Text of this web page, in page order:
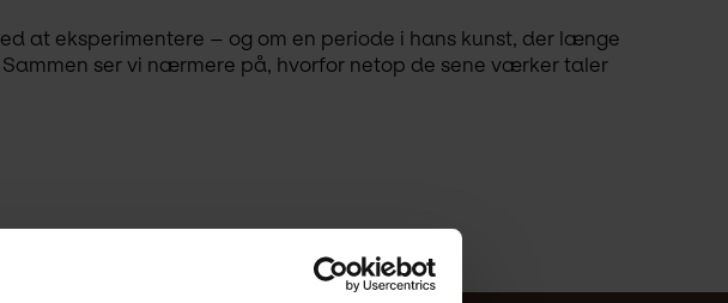
at eksperimentere – og om en periode i hans kunst, der længe
ser vi nærmere på, hvorfor netop de sene værker taler